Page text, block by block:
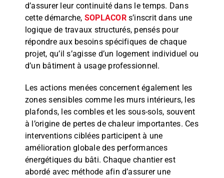
d’assurer leur continuité dans le temps. Dans
cette démarche, SOPLACOR s’inscrit dans une
logique de travaux structurés, pensés pour
répondre aux besoins spécifiques de chaque
projet, qu’il s’agisse d’un logement individuel ou
d’un bâtiment à usage professionnel.
Les actions menées concernent également les
zones sensibles comme les murs intérieurs, les
plafonds, les combles et les sous-sols, souvent
à l’origine de pertes de chaleur importantes. Ces
interventions ciblées participent à une
amélioration globale des performances
énergétiques du bâti. Chaque chantier est
abordé avec méthode afin d’assurer une